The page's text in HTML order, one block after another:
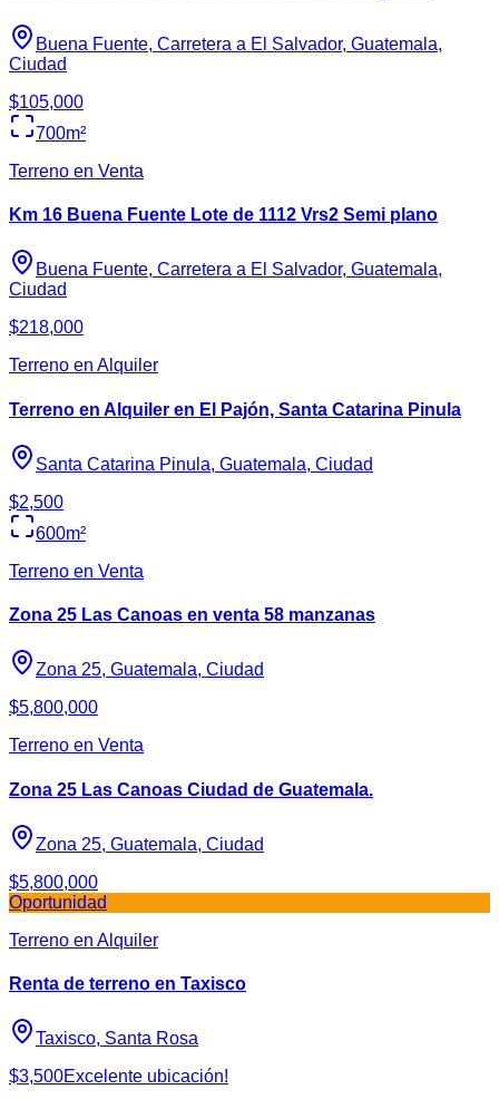
Buena Fuente, Carretera a El Salvador, Guatemala,
Ciudad
$105,000
700m²
Terreno en Venta
Km 16 Buena Fuente Lote de 1112 Vrs2 Semi plano
Buena Fuente, Carretera a El Salvador, Guatemala,
Ciudad
$218,000
Terreno en Alquiler
Terreno en Alquiler en El Pajón, Santa Catarina Pinula
Santa Catarina Pinula, Guatemala, Ciudad
$2,500
600m²
Terreno en Venta
Zona 25 Las Canoas en venta 58 manzanas
Zona 25, Guatemala, Ciudad
$5,800,000
Terreno en Venta
Zona 25 Las Canoas Ciudad de Guatemala.
Zona 25, Guatemala, Ciudad
$5,800,000
Oportunidad
Terreno en Alquiler
Renta de terreno en Taxisco
Taxisco, Santa Rosa
$3,500Excelente ubicación!